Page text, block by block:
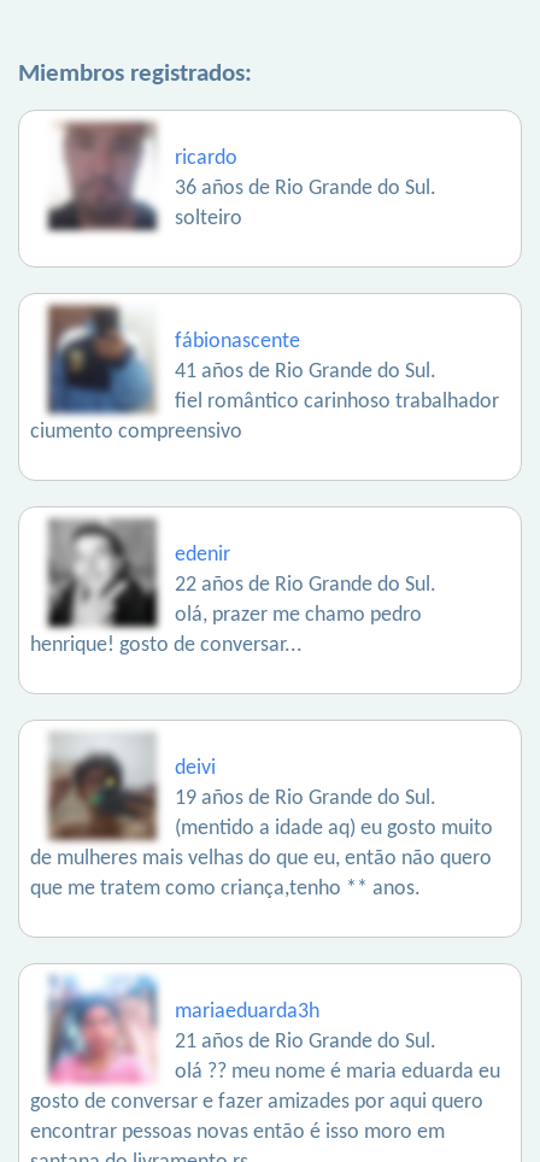
Miembros registrados:
ricardo
36 años de Rio Grande do Sul.
solteiro
fábionascente
41 años de Rio Grande do Sul.
fiel romântico carinhoso trabalhador
ciumento compreensivo
edenir
22 años de Rio Grande do Sul.
olá, prazer me chamo pedro
henrique! gosto de conversar...
deivi
19 años de Rio Grande do Sul.
(mentido a idade aq) eu gosto muito
de mulheres mais velhas do que eu, então não quero
que me tratem como criança,tenho ** anos.
mariaeduarda3h
21 años de Rio Grande do Sul.
olá ?? meu nome é maria eduarda eu
gosto de conversar e fazer amizades por aqui quero
encontrar pessoas novas então é isso moro em